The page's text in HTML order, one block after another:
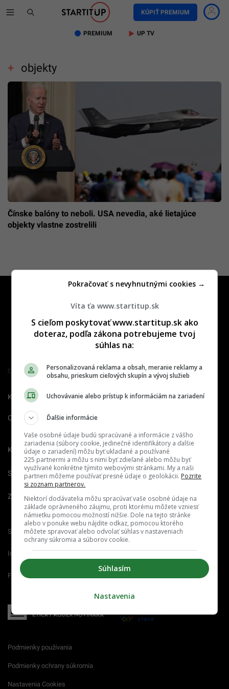
KÚPIŤ PREMIUM
PREMIUM UP TV
objekty
Čínske balóny to neboli. USA nevedia, aké lietajúce
objekty vlastne zostrelili
Člen združenia IAB Slovakia
Kontakt Inzercia Cenník
O nás Redakcia
Kariéra
Spravovať notifikácie
Zrušiť predplatné
Startitup.sk Fontech.sk Odzadu.sk
Interez.sk Emefka.sk Receptik.sk
Femm.sk
Podmienky používania
Podmienky ochrany súkromia
Nastavenia Cookies
Víta ťa www.startitup.sk
S cieľom poskytovať www.startitup.sk ako
doteraz, podľa zákona potrebujeme tvoj
súhlas na:
Personalizovaná reklama a obsah, meranie reklamy a
obsahu, prieskum cieľových skupín a vývoj služieb
Uchovávanie alebo prístup k informáciám na zariadení
Ďalšie informácie
Vaše osobné údaje budú spracúvané a informácie z vášho
zariadenia (súbory cookie, jedinečné identifikátory a ďalšie
údaje o zariadení) môžu byť ukladané a používané
225 partnermi a môžu s nimi byť zdieľané alebo môžu byť
využívané konkrétne týmito webovými stránkami. My a naši
partneri môžeme používať presné údaje o geolokácii. Pozrite
si zoznam partnerov.
Niektorí dodávatelia môžu spracúvať vaše osobné údaje na
základe oprávneného záujmu, proti ktorému môžete vzniesť
námietku pomocou možností nižšie. Dole na tejto stránke
alebo v ponuke webu nájdite odkaz, pomocou ktorého
môžete spravovať alebo odvolať súhlas v nastaveniach
ochrany súkromia a súborov cookie.
Súhlasím
Pokračovať s nevyhnutnými cookies →
Nastavenia